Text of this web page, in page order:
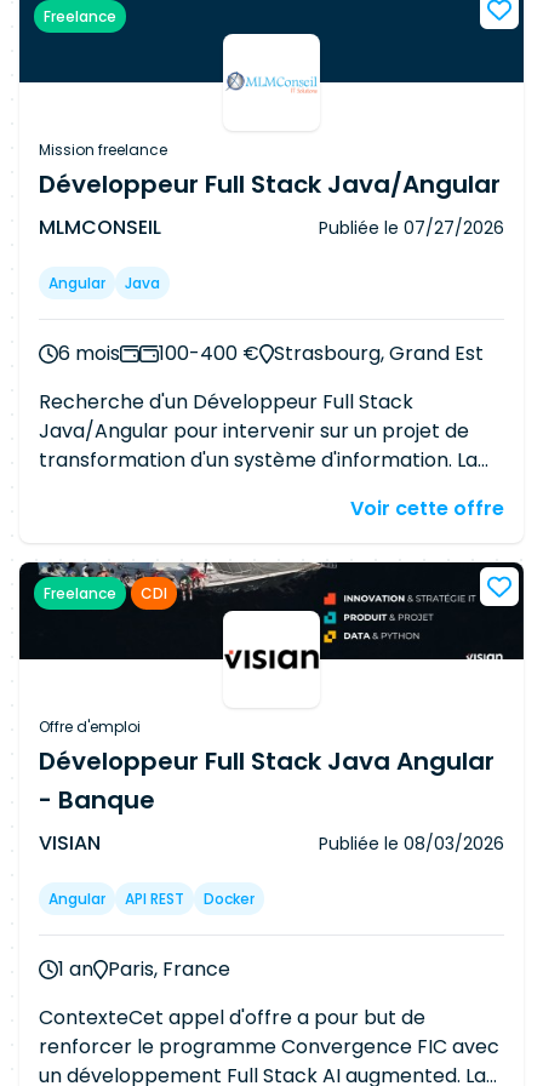
applicatifs Participer aux déploiements et à la
recherché : 7 ans d'expérience minimum
Angular / Node.js / Java Stack technique : Java
17 / 21 / 25 Angular 18+ Node.js 20+ Kubernetes
Docker Helm Kafka MongoDB GitLab
Organisation : Métropole lilloise 3 jours de
présence sur site par semaine
Freelance
Mission freelance
Développeur Full Stack Java/Angular
MLMCONSEIL Publiée le 07/27/2026
Angular Java
6 mois 100-400 € Strasbourg, Grand Est
Recherche d'un Développeur Full Stack
Java/Angular pour intervenir sur un projet de
transformation d'un système d'information. La
d'applications et d'API, la réalisation des tests, la
Le consultant assurera également la gestion du
code source sous GitLab, la mise à jour de la
documentation technique et le suivi des activités
en environnement Agile/Scrum. Il participera
connaissances vers l'équipe de maintenance.
Une maîtrise de Java, Angular, API REST,
Postman et GitLab est requise
Voir cette offre
Freelance CDI
Offre d'emploi
Développeur Full Stack Java Angular
- Banque
VISIAN Publiée le 08/03/2026
Angular API REST Docker
1 an Paris, France
ContexteCet appel d'offre a pour but de
renforcer le programme Convergence FIC avec
un développement Full Stack AI augmented. La